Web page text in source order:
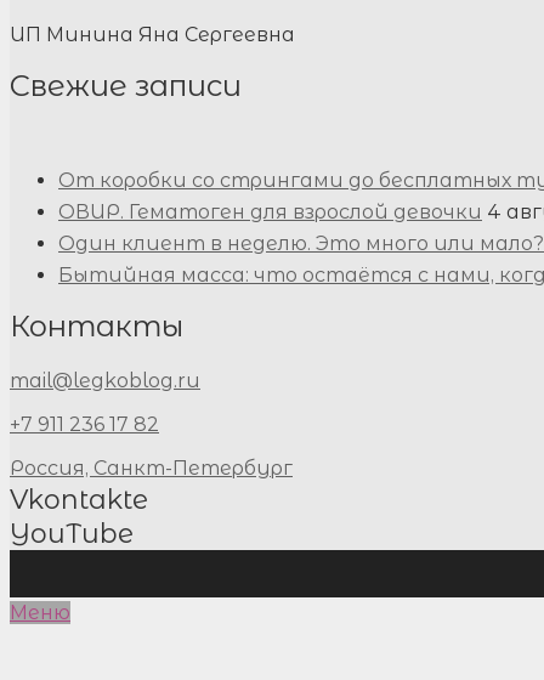
ИП Минина Яна Сергеевна
Свежие записи
От коробки со стрингами до бесплатных
ОВИР. Гематоген для взрослой девочки 4
Один клиент в неделю. Это много или мало?
Бытийная масса: что остаётся с нами,
Контакты
mail@legkoblog.ru
+7 911 236 17 82
Россия, Санкт-Петербург
Vkontakte
YouTube
Меню